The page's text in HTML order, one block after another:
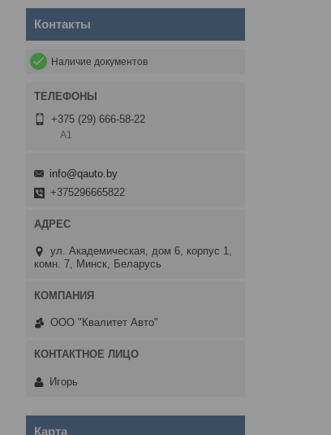
Контакты
Наличие документов
+375 (29) 666-58-22
А1
info@qauto.by
+375296665822
ул. Академическая, дом 6, корпус 1,
комн. 7, Минск, Беларусь
ООО "Квалитет Авто"
Игорь
Карта